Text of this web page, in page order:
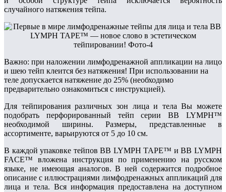
случайного натяжения тейпа.
Важно: при наложении лимфодренажной аппликации на лицо
и шею тейп клеится без натяжения! При использовании на
теле допускается натяжение до 25% (необходимо
предварительно ознакомиться с инструкцией).
Для тейпирования различных зон лица и тела Вы можете
подобрать перфорированный тейп серии BB LYMPH™
необходимой ширины. Размеры, представленные в
ассортименте, варьируются от 5 до 10 см.
В каждой упаковке тейпов BB LYMPH TAPE™ и BB LYMPH
FACE™ вложена инструкция по применению на русском
языке, не имеющая аналогов. В ней содержится подробное
описание с иллюстрациями лимфодренажных аппликаций для
лица и тела. Вся информация предоставлена на доступном